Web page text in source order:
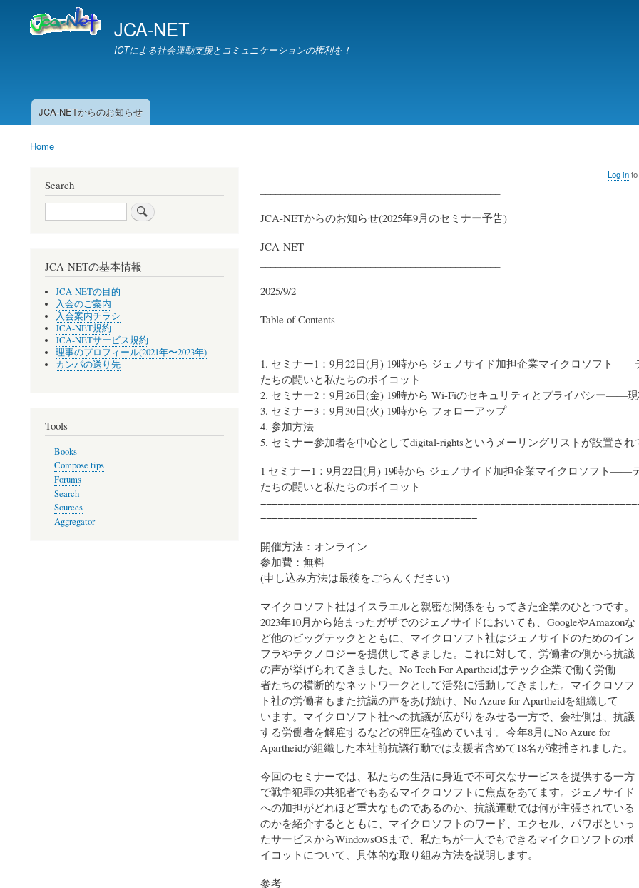
JCA-NET
ICTによる社会運動支援とコミュニケーションの権利を！
ら
JCA-NETからのお知らせ
Breadcrumb
Home
Log into
JCA-NETからのお知らせ(2025年9月のセミナー予告)
JCA-NET
2025/9/2
Table of Contents
1. セミナー1：9月22日(月) 19時から ジェノサイド加担企業マイクロソフト――
たちの闘いと私たちのボイコット
2. セミナー2：9月26日(金) 19時から Wi-Fiのセキュリティとプライバシー――
3. セミナー3：9月30日(火) 19時から フォローアップ
4. 参加方法
5. セミナー参加者を中心としてdigital-rightsというメーリングリストが設置され
1 セミナー1：9月22日(月) 19時から ジェノサイド加担企業マイクロソフト――
たちの闘いと私たちのボイコット
======================================
開催方法：オンライン
参加費：無料
(申し込み方法は最後をごらんください)
マイクロソフト社はイスラエルと親密な関係をもってきた企業のひとつです。
2023年10月から始まったガザでのジェノサイドにおいても、GoogleやAmazonな
ど他のビッグテックとともに、マイクロソフト社はジェノサイドのためのイン
フラやテクノロジーを提供してきました。これに対して、労働者の側から抗議
の声が挙げられてきました。No Tech For Apartheidはテック企業で働く労働
者たちの横断的なネットワークとして活発に活動してきました。マイクロソフ
ト社の労働者もまた抗議の声をあげ続け、No Azure for Apartheidを組織して
います。マイクロソフト社への抗議が広がりをみせる一方で、会社側は、抗議
する労働者を解雇するなどの弾圧を強めています。今年8月にNo Azure for
Apartheidが組織した本社前抗議行動では支援者含めて18名が逮捕されました。
今回のセミナーでは、私たちの生活に身近で不可欠なサービスを提供する一方
で戦争犯罪の共犯者でもあるマイクロソフトに焦点をあてます。ジェノサイド
への加担がどれほど重大なものであるのか、抗議運動では何が主張されている
のかを紹介するとともに、マイクロソフトのワード、エクセル、パワポといっ
たサービスからWindowsOSまで、私たちが一人でもできるマイクロソフトのボ
イコットについて、具体的な取り組み方法を説明します。
参考
Search
Search
JCA-NETの基本情報
JCA-NETの目的
入会のご案内
入会案内チラシ
JCA-NET規約
JCA-NETサービス規約
理事のプロフィール(2021年〜2023年)
カンパの送り先
Tools
Books
Compose tips
Forums
Search
Sources
Aggregator